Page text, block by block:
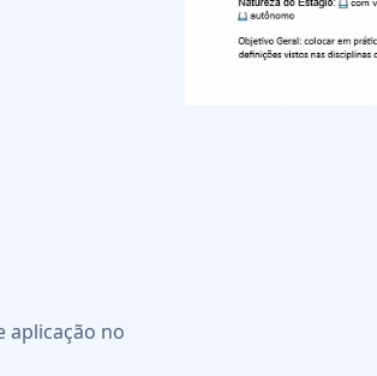
aplicação no